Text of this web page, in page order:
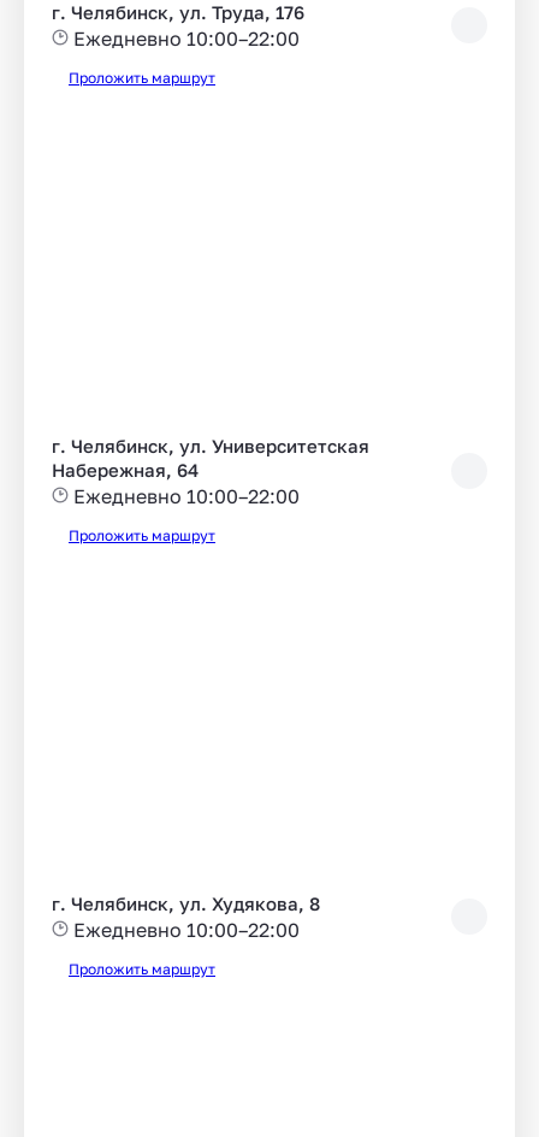
г. Челябинск, ул. Труда, 176
Ежедневно 10:00–22:00
Проложить маршрут
г. Челябинск, ул. Университетская
Набережная, 64
Ежедневно 10:00–22:00
Проложить маршрут
г. Челябинск, ул. Худякова, 8
Ежедневно 10:00–22:00
Проложить маршрут